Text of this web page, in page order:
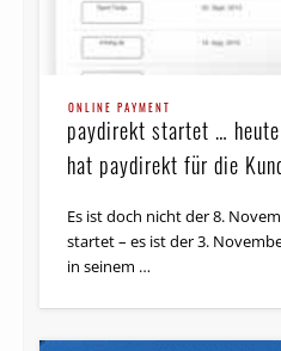
ONLINE PAYMENT
paydirekt startet …
hat paydirekt für die
Es ist doch nicht der 8.
startet – es ist der 3.
in seinem …